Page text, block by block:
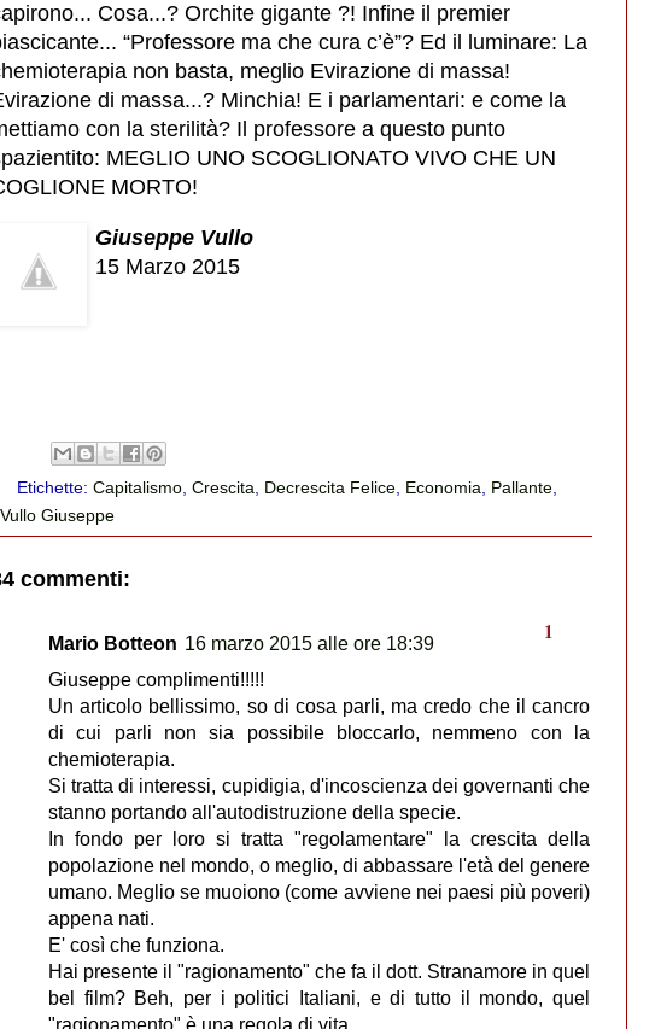
Cosa...? Orchite gigante ?! Infine il premier
“Professore ma che cura c’è”? Ed il luminare: La
non basta, meglio Evirazione di massa!
di massa...? Minchia! E i parlamentari: e come la
con la sterilità? Il professore a questo punto
MEGLIO UNO SCOGLIONATO VIVO CHE UN
MORTO!
Giuseppe Vullo
15 Marzo 2015
Etichette:Capitalismo ,Crescita Decrescita Felice Economia Pallante
Vullo Giuseppe
commenti:
Mario Botteon 16 marzo 2015 alle ore 18:39
Giuseppe complimenti!!!!!
Un articolo bellissimo, so di cosa parli, ma credo che il cancro
di cui parli non sia possibile bloccarlo, nemmeno con la
chemioterapia.
Si tratta di interessi, cupidigia, d'incoscienza dei governanti che
stanno portando all'autodistruzione della specie.
In fondo per loro si tratta "regolamentare" la crescita della
popolazione nel mondo, o meglio, di abbassare l'età del genere
umano. Meglio se muoiono (come avviene nei paesi più poveri)
appena nati.
E' così che funziona.
Hai presente il "ragionamento" che fa il dott. Stranamore in quel
bel film? Beh, per i politici Italiani, e di tutto il mondo, quel
"ragionamento" è una regola di vita.